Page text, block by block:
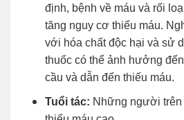
định, bệnh về máu và rối
tăng nguy cơ thiếu máu.
với hóa chất độc hại và sử
thuốc có thể ảnh hưởng
cầu và dẫn đến thiếu máu.
Tuổi tác: Những người